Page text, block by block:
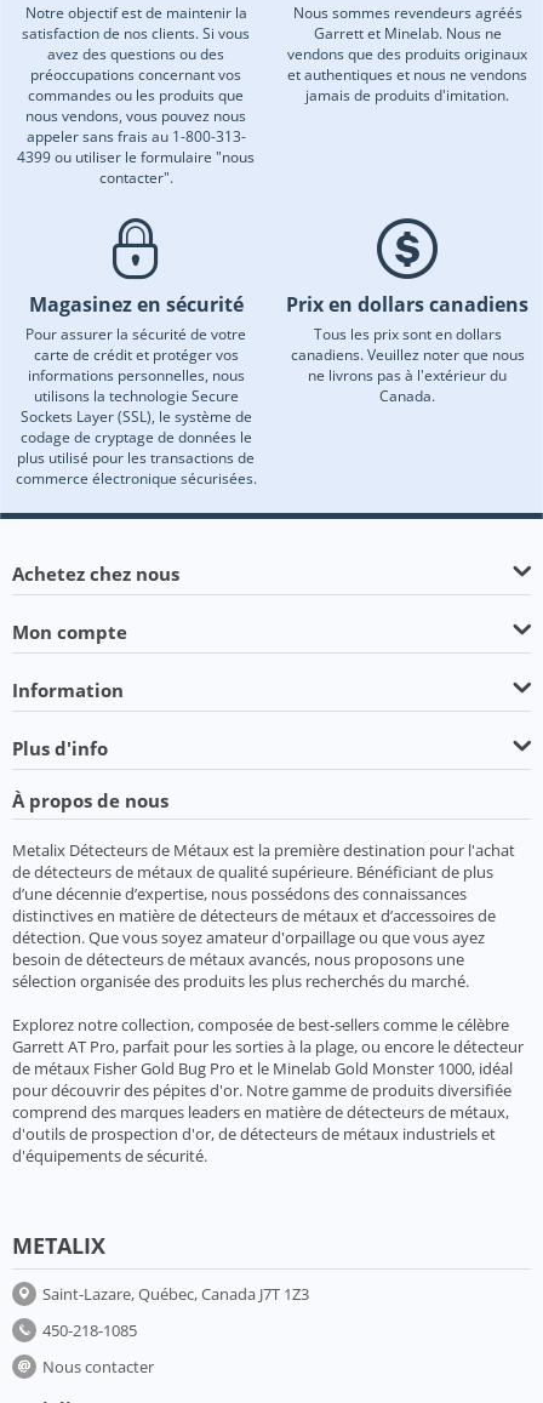
Notre objectif est de maintenir la
satisfaction de nos clients. Si vous
avez des questions ou des
préoccupations concernant vos
commandes ou les produits que
nous vendons, vous pouvez nous
appeler sans frais au 1-800-313-
4399 ou utiliser le formulaire "nous
contacter".
Nous sommes revendeurs agréés
Garrett et Minelab. Nous ne
vendons que des produits originaux
et authentiques et nous ne vendons
jamais de produits d'imitation.
Magasinez en sécurité
Pour assurer la sécurité de votre
carte de crédit et protéger vos
informations personnelles, nous
utilisons la technologie Secure
Sockets Layer (SSL), le système de
codage de cryptage de données le
plus utilisé pour les transactions de
commerce électronique sécurisées.
Prix en dollars canadiens
Tous les prix sont en dollars
canadiens. Veuillez noter que nous
ne livrons pas à l'extérieur du
Canada.
Achetez chez nous
Mon compte
Information
Plus d'info
À propos de nous
Metalix Détecteurs de Métaux est la première destination pour l'achat
de détecteurs de métaux de qualité supérieure. Bénéficiant de plus
d’une décennie d’expertise, nous possédons des connaissances
distinctives en matière de détecteurs de métaux et d’accessoires de
détection. Que vous soyez amateur d'orpaillage ou que vous ayez
besoin de détecteurs de métaux avancés, nous proposons une
sélection organisée des produits les plus recherchés du marché.
Explorez notre collection, composée de best-sellers comme le célèbre
Garrett AT Pro, parfait pour les sorties à la plage, ou encore le détecteur
de métaux Fisher Gold Bug Pro et le Minelab Gold Monster 1000, idéal
pour découvrir des pépites d'or. Notre gamme de produits diversifiée
comprend des marques leaders en matière de détecteurs de métaux,
d'outils de prospection d'or, de détecteurs de métaux industriels et
d'équipements de sécurité.
METALIX
Saint-Lazare, Québec, Canada J7T 1Z3
450-218-1085
Nous contacter